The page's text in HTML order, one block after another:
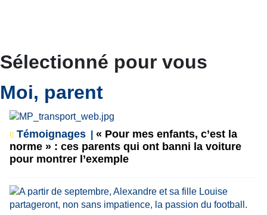
Sélectionné pour vous
Moi, parent
Témoignages
« Pour mes enfants, c’est la
norme » : ces parents qui ont banni la voiture
pour montrer l’exemple